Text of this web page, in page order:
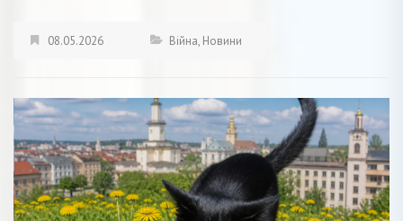
08.05.2026 Війна, Новини